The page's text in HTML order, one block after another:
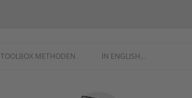
TOOLBOX METHODEN IN ENGLISH…